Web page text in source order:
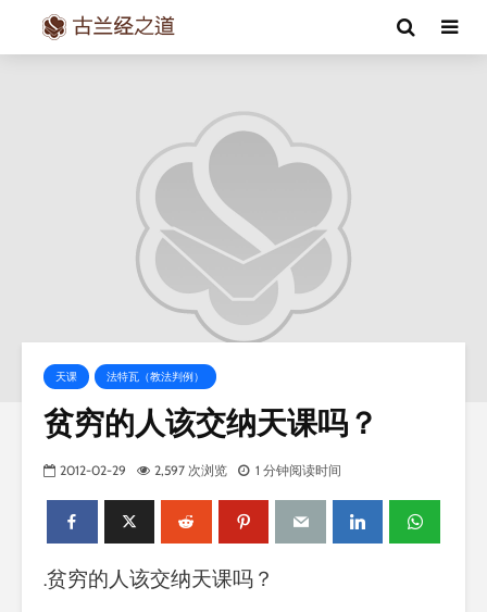
天课 法特瓦（教法判例）
贫穷的人该交纳天课吗？
2012-02-29 2,597 次浏览 1 分钟阅读时间
.贫穷的人该交纳天课吗？